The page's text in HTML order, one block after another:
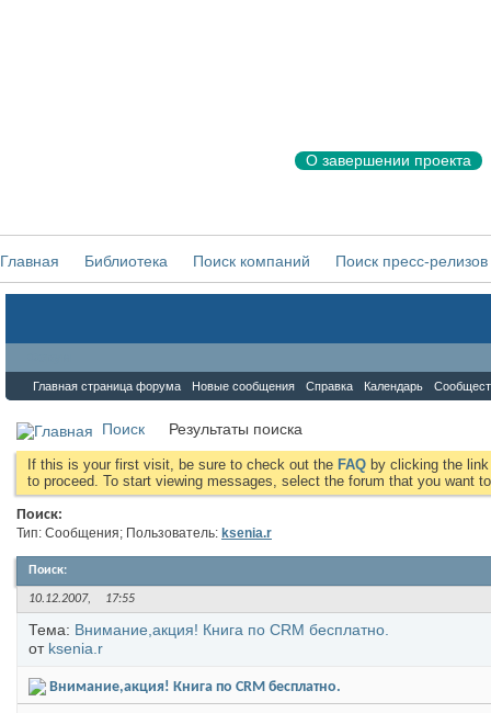
О завершении проекта
Главная Библиотека Поиск компаний Поиск пресс-релизов
Главная страница форума Новые сообщения Справка Календарь
Поиск Результаты поиска
If this is your first visit, be sure to check out the FAQ by clicking the
to proceed. To start viewing messages, select the forum that you want
Поиск:
Тип: Сообщения; Пользователь: ksenia.r
Поиск:
10.12.2007, 17:55
Тема: Внимание,акция! Книга по CRM бесплатно.
от ksenia.r
Внимание,акция! Книга по CRM бесплатно.